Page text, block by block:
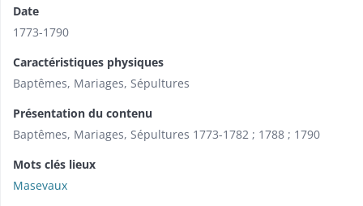
Date
1773-1790
Caractéristiques physiques
Baptêmes, Mariages, Sépultures
Présentation du contenu
Baptêmes, Mariages, Sépultures 1773-1782 ; 1788 ; 1790
Mots clés lieux
Masevaux